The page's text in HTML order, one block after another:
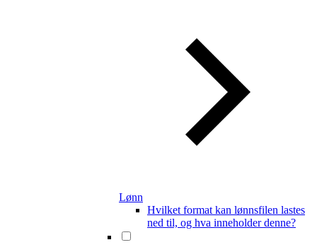
Lønn
Hvilket format kan lønnsfilen lastes
ned til, og hva inneholder denne?